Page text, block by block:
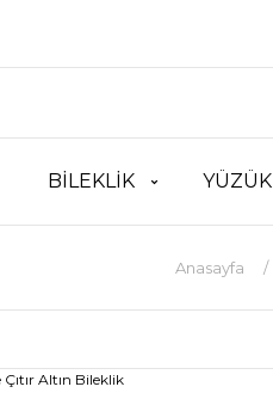
BİLEKLİK YÜZÜK
Anasayfa